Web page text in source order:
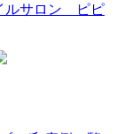
ルサロン ピピ